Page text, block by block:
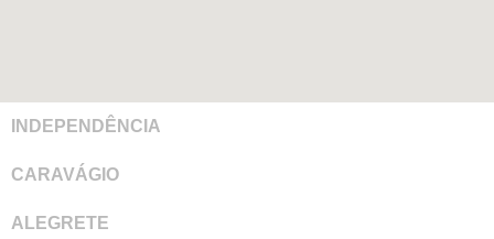
INDEPENDÊNCIA
CARAVÁGIO
ALEGRETE